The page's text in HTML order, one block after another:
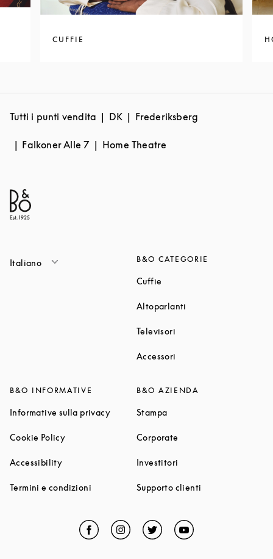
CUFFIE
Tutti i punti vendita DK Frederiksberg
Falkoner Alle 7 Home Theatre
Italiano B&O CATEGORIE
Cuffie
Altoparlanti
Televisori
Accessori
B&O INFORMATIVE
Informative sulla privacyLink Opens in New Tab
Cookie PolicyLink Opens in New Tab
AccessibilityLink Opens in New Tab
Termini e condizioni Link Opens in New Tab
B&O AZIENDA
StampaLink Opens in New Tab
Corporate
Investitori
Supporto clienti
Facebook
Link Opens in New Tab
Instagram
Link Opens in New Tab
TwitterLink Opens in New Tab
YouTubeLink Opens in